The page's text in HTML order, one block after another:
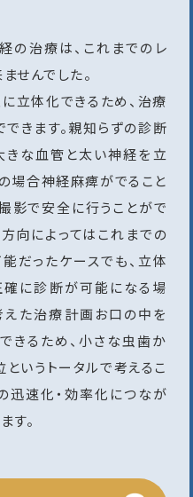
の治療は、これまでのレ
せんでした。
立体化できるため、治療
きます。親知らずの診断
きな血管と太い神経を立
場合神経麻痺がでること
影で安全に行うことがで
向によってはこれまでの
だったケースでも、立体
に診断が可能になる場
えた治療計画お口の中を
きるため、小さな虫歯か
いうトータルで考えるこ
迅速化・効率化につなが
す。